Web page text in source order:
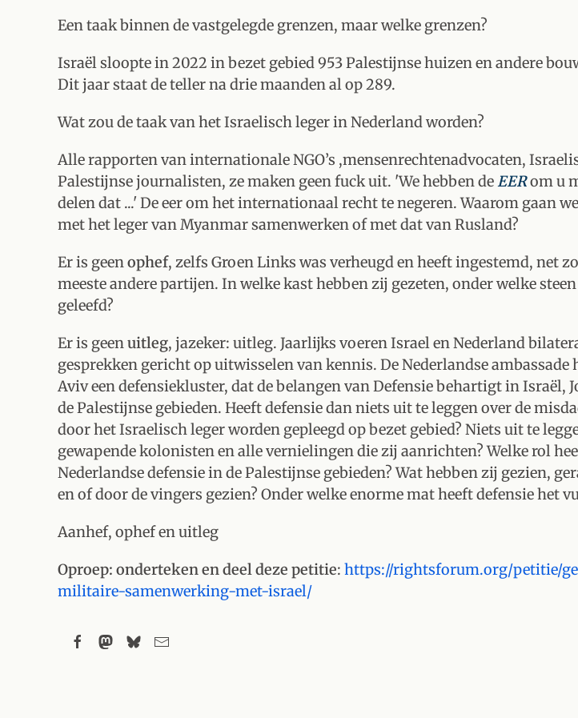
Een taak binnen de vastgelegde grenzen, maar welke grenzen?
Israël sloopte in 2022 in bezet gebied 953 Palestijnse huizen en andere
Dit jaar staat de teller na drie maanden al op 289.
Wat zou de taak van het Israelisch leger in Nederland worden?
Alle rapporten van internationale NGO’s ,mensenrechtenadvocaten,
Palestijnse journalisten, ze maken geen fuck uit. 'We hebben deEERom u
delen dat ...' De eer om het internationaal recht te negeren. Waarom gaan
met het leger van Myanmar samenwerken of met dat van Rusland?
Er is geenophef, zelfs Groen Links was verheugd en heeft ingestemd, net
meeste andere partijen. In welke kast hebben zij gezeten, onder welke
geleefd?
Er is geenuitleg, jazeker: uitleg. Jaarlijks voeren Israel en Nederland
gesprekken gericht op uitwisselen van kennis. De Nederlandse ambassade
Aviv een defensiekluster, dat de belangen van Defensie behartigt in Israël,
de Palestijnse gebieden. Heeft defensie dan niets uit te leggen over de
door het Israelisch leger worden gepleegd op bezet gebied? Niets uit te
gewapende kolonisten en alle vernielingen die zij aanrichten? Welke rol
Nederlandse defensie in de Palestijnse gebieden? Wat hebben zij gezien,
en of door de vingers gezien? Onder welke enorme mat heeft defensie het
Aanhef, ophef en uitleg
Oproep: onderteken en deel deze petitie: https://rightsforum.org/petitie/
militaire-samenwerking-met-israel/